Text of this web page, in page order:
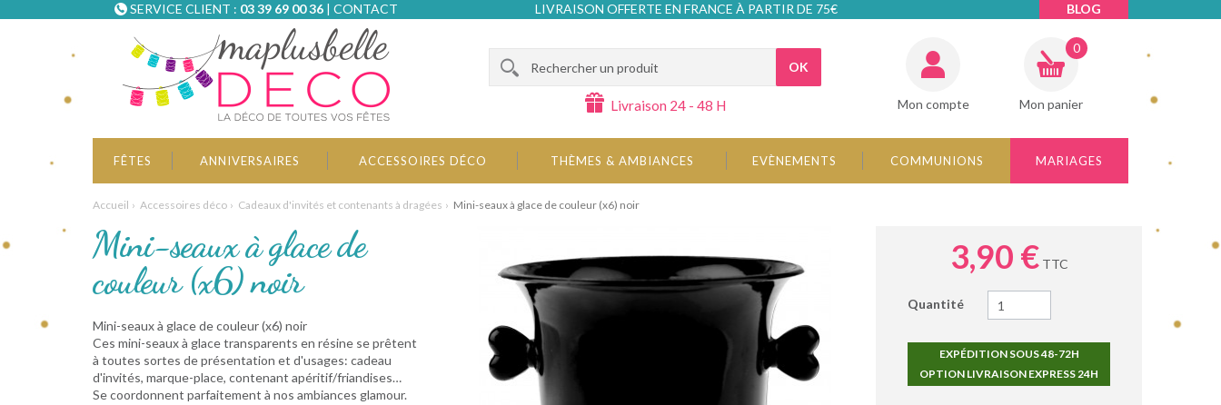
SERVICE CLIENT : 03 39 69 00 36| CONTACT LIVRAISON OFFERTE EN FRANCE À PARTIR DE 75€ BLOG
OK
Livraison 24 - 48 H Mon compte Mon panier
0
FÊTES ANNIVERSAIRES ACCESSOIRES DÉCO THÈMES & AMBIANCES EVÈNEMENTS COMMUNIONS MARIAGES
Accueil Accessoires déco Cadeaux d'invités et contenants à dragées Mini-seaux à glace de couleur (x6) noir
Mini-seaux à glace de
couleur (x6) noir
Mini-seaux à glace de couleur (x6) noir
Ces mini-seaux à glace transparents en résine se prêtent
à toutes sortes de présentation et d'usages: cadeau
d'invités, marque-place, contenant apéritif/friandises…
Se coordonnent parfaitement à nos ambiances glamour.
3,90 €TTC
Quantité
EXPÉDITION SOUS 48-72H
OPTION LIVRAISON EXPRESS 24H